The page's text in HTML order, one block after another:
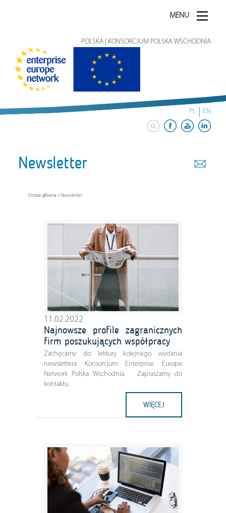
MENU
POLSKA | KONSORCJUM POLSKA WSCHODNIA
PL EN
Newsletter
Strona główna » Newsletter
11.02.2022
Najnowsze profile zagranicznych
firm poszukujących współpracy
Zachęcamy do lektury kolejnego wydania
newslettera Konsorcjum Enterprise Europe
Network Polska Wschodnia. Zapraszamy do
kontaktu.
WIĘCEJ